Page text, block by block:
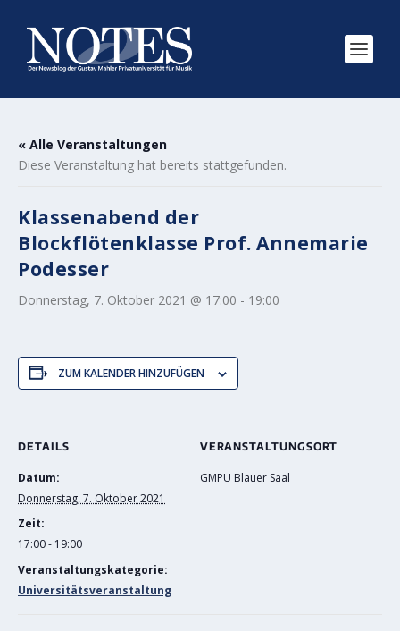
« Alle Veranstaltungen
Diese Veranstaltung hat bereits stattgefunden.
Klassenabend der
Blockflötenklasse Prof. Annemarie
Podesser
Donnerstag, 7. Oktober 2021 @ 17:00 - 19:00
ZUM KALENDER HINZUFÜGEN
DETAILS
Datum:
Donnerstag, 7. Oktober 2021
Zeit:
17:00 - 19:00
Veranstaltungskategorie:
Universitätsveranstaltung
VERANSTALTUNGSORT
GMPU Blauer Saal